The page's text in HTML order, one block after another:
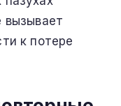
вызывает
к потере